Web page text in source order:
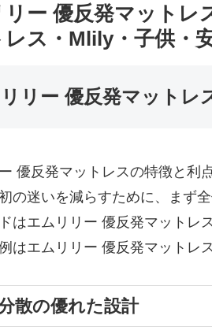
リー 優反発マットレ
ス・Mlily・子供・
リー 優反発マットレ
優反発マットレスの特徴と利
の迷いを減らすために、まず
はエムリリー 優反発マットレ
はエムリリー 優反発マットレ
散の優れた設計